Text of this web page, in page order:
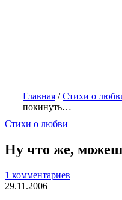
Главная /Стихи о
покинуть…
Стихи о любви
Ну что же,
1 комментариев
29.11.2006